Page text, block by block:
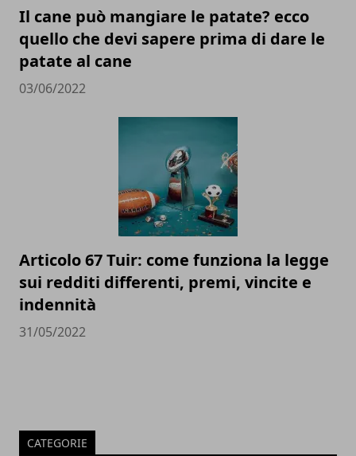
Il cane può mangiare le patate? ecco
quello che devi sapere prima di dare le
patate al cane
03/06/2022
Articolo 67 Tuir: come funziona la legge
sui redditi differenti, premi, vincite e
indennità
31/05/2022
CATEGORIE